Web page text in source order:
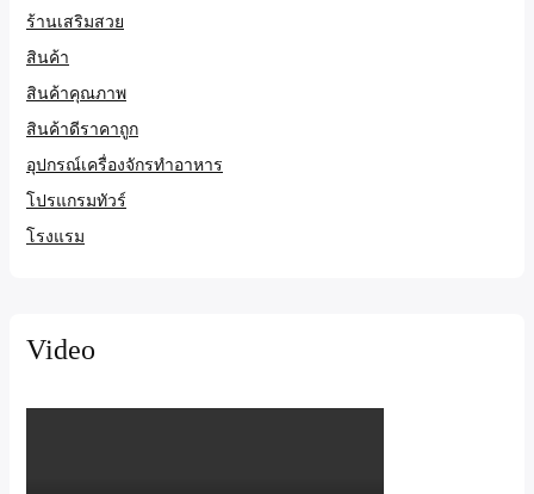
ร้านเสริมสวย
สินค้า
สินค้าคุณภาพ
สินค้าดีราคาถูก
อุปกรณ์เครื่องจักรทำอาหาร
โปรแกรมทัวร์
โรงแรม
Video